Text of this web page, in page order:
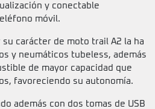
y conectable
móvil.
carácter de moto trail A2 la ha
y neumáticos tubeless, además
de mayor capacidad que
favoreciendo su autonomía.
además con dos tomas de USB